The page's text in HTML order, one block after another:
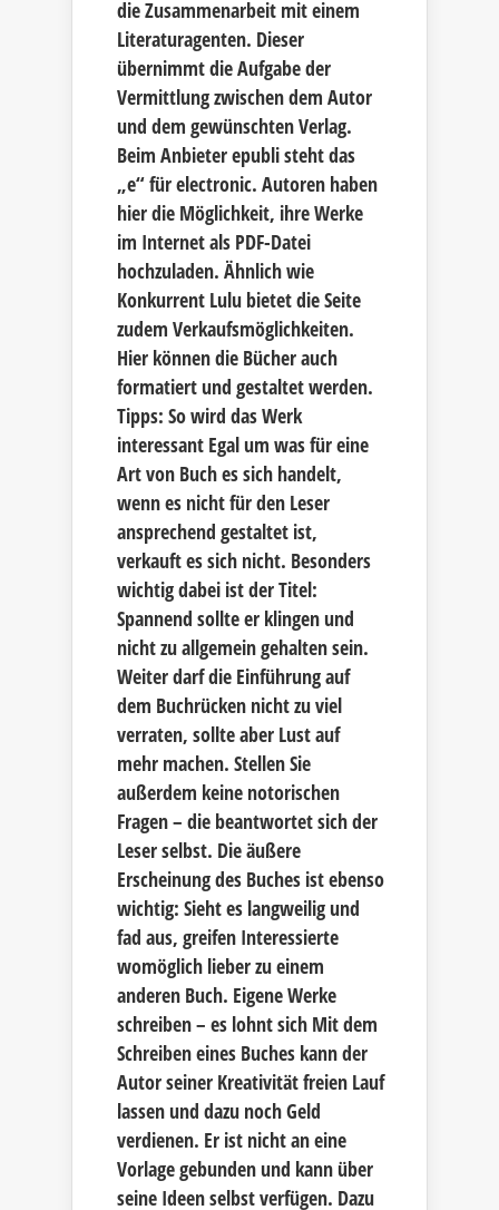
die Zusammenarbeit mit einem
Literaturagenten. Dieser
übernimmt die Aufgabe der
Vermittlung zwischen dem Autor
und dem gewünschten Verlag.
Beim Anbieter epubli steht das
„e“ für electronic. Autoren haben
hier die Möglichkeit, ihre Werke
im Internet als PDF-Datei
hochzuladen. Ähnlich wie
Konkurrent Lulu bietet die Seite
zudem Verkaufsmöglichkeiten.
Hier können die Bücher auch
formatiert und gestaltet werden.
Tipps: So wird das Werk
interessant Egal um was für eine
Art von Buch es sich handelt,
wenn es nicht für den Leser
ansprechend gestaltet ist,
verkauft es sich nicht. Besonders
wichtig dabei ist der Titel:
Spannend sollte er klingen und
nicht zu allgemein gehalten sein.
Weiter darf die Einführung auf
dem Buchrücken nicht zu viel
verraten, sollte aber Lust auf
mehr machen. Stellen Sie
außerdem keine notorischen
Fragen – die beantwortet sich der
Leser selbst. Die äußere
Erscheinung des Buches ist ebenso
wichtig: Sieht es langweilig und
fad aus, greifen Interessierte
womöglich lieber zu einem
anderen Buch. Eigene Werke
schreiben – es lohnt sich Mit dem
Schreiben eines Buches kann der
Autor seiner Kreativität freien Lauf
lassen und dazu noch Geld
verdienen. Er ist nicht an eine
Vorlage gebunden und kann über
seine Ideen selbst verfügen. Dazu